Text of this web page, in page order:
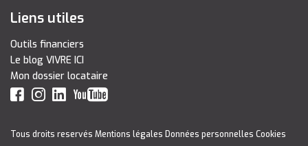
Liens utiles
Outils financiers
Le blog VIVRE ICI
Mon dossier locataire
Tous droits reservés Mentions légales Données personnelles Cookies